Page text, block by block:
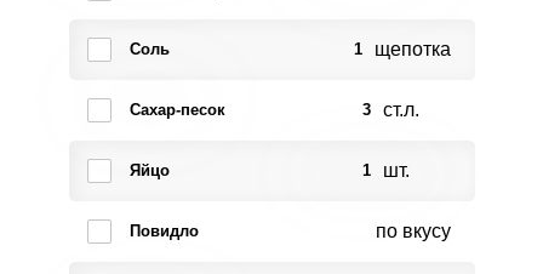
Соль 1 щепотка
Сахар-песок 3 ст.л.
Яйцо 1 шт.
Повидло по вкусу